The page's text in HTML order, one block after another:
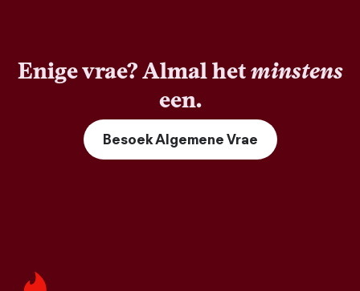
Enige vrae? Almal hetminstens
een.
Besoek Algemene Vrae